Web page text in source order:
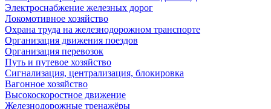
Электроснабжение железных дорог
Локомотивное хозяйство
Охрана труда на железнодорожном транспорте
Организация движения поездов
Организация перевозок
Путь и путевое хозяйство
Сигнализация, централизация, блокировка
Вагонное хозяйство
Высокоскоростное движение
Железнодорожные тренажёры